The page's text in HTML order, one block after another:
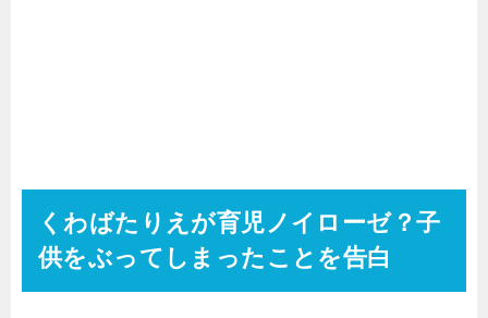
くわばたりえが育児ノイローゼ？子
供をぶってしまったことを告白